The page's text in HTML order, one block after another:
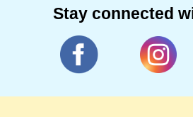
Stay connected